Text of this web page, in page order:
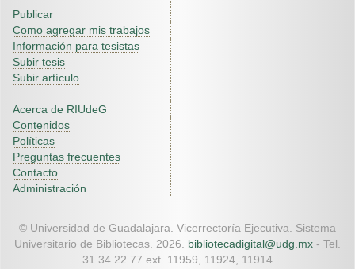
Publicar
Como agregar mis trabajos
Información para tesistas
Subir tesis
Subir artículo
Acerca de RIUdeG
Contenidos
Políticas
Preguntas frecuentes
Contacto
Administración
© Universidad de Guadalajara. Vicerrectoría Ejecutiva. Sistema
Universitario de Bibliotecas. 2026. bibliotecadigital@udg.mx - Tel.
31 34 22 77 ext. 11959, 11924, 11914